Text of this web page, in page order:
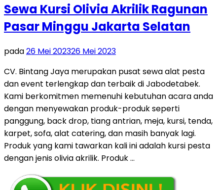
Sewa Kursi Olivia Akrilik Ragunan
Pasar Minggu Jakarta Selatan
pada26 Mei 202326 Mei 2023
CV. Bintang Jaya merupakan pusat sewa alat pesta
dan event terlengkap dan terbaik di Jabodetabek.
Kami berkomitmen memenuhi kebutuhan acara anda
dengan menyewakan produk-produk seperti
panggung, back drop, tiang antrian, meja, kursi, tenda,
karpet, sofa, alat catering, dan masih banyak lagi.
Produk yang kami tawarkan kali ini adalah kursi pesta
dengan jenis olivia akrilik. Produk …